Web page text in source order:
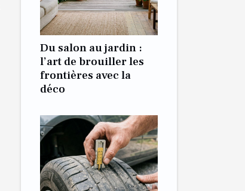
Du salon au jardin :
l’art de brouiller les
frontières avec la
déco